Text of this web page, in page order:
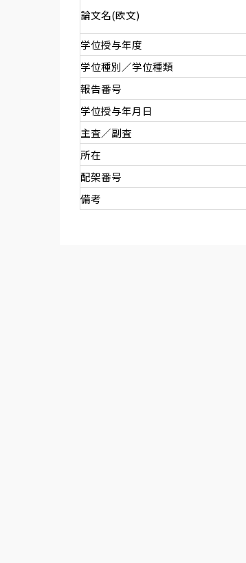
論文名(欧文)
学位授与年度
学位種別／学位種類
報告番号
学位授与年月日
主査／副査
所在
配架番号
備考